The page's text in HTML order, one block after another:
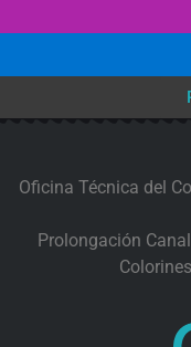
Oficina Técnica del
Prolongación